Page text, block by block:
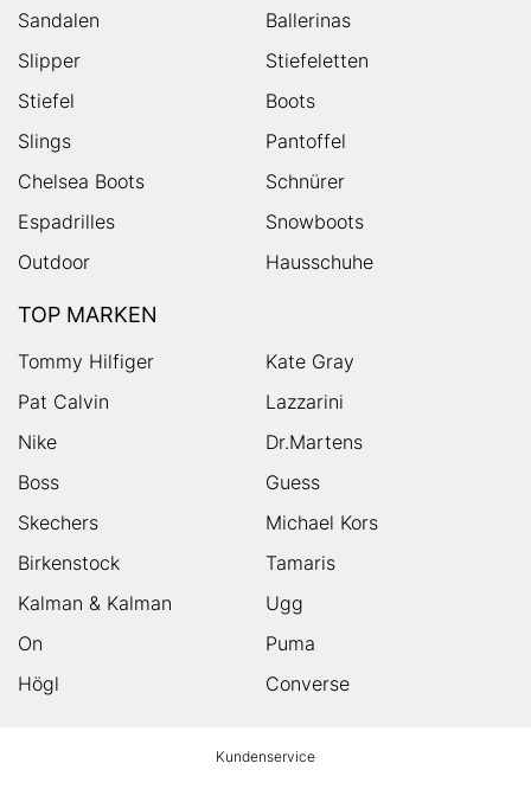
Sandalen
Ballerinas
Slipper
Stiefeletten
Stiefel
Boots
Slings
Pantoffel
Chelsea Boots
Schnürer
Espadrilles
Snowboots
Outdoor
Hausschuhe
TOP MARKEN
Tommy Hilfiger
Kate Gray
Pat Calvin
Lazzarini
Nike
Dr.Martens
Boss
Guess
Skechers
Michael Kors
Birkenstock
Tamaris
Kalman & Kalman
Ugg
On
Puma
Högl
Converse
Kundenservice